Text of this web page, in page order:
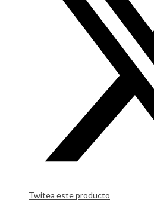
Twitea este producto